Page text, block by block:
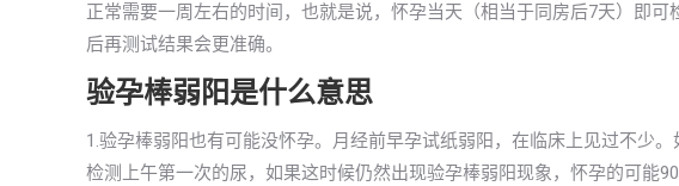
正常需要一周左右的时间，也就是说，怀孕当天（相当于同房后7天）即
后再测试结果会更准确。
验孕棒弱阳是什么意思
1.验孕棒弱阳也有可能没怀孕。月经前早孕试纸弱阳，在临床上见过不少
检测上午第一次的尿，如果这时候仍然出现验孕棒弱阳现象，怀孕的可能